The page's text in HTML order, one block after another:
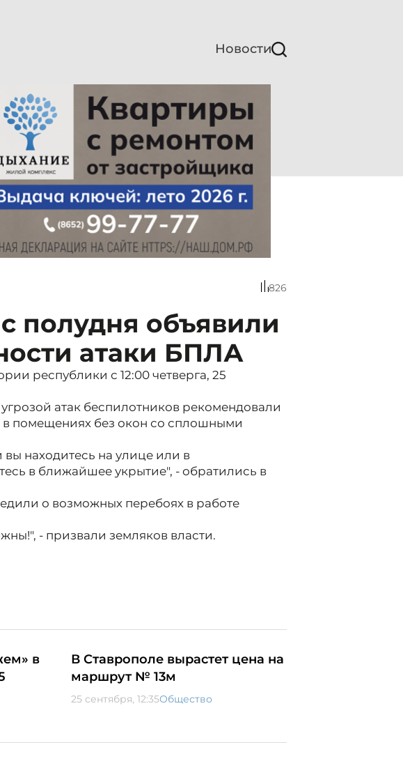
Новости
826
полудня объявили
атаки БПЛА
республики с 12:00 четверга, 25
атак беспилотников рекомендовали
в помещениях без окон со сплошными
находитесь на улице или в
в ближайшее укрытие", - обратились в
о возможных перебоях в работе
- призвали земляков власти.
в
В Ставрополе вырастет цена на
маршрут № 13м
25 сентября, 12:35Общество